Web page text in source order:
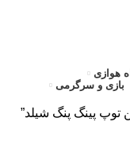
هوازی
بازی و سرگرمی
توپ پینگ پنگ شیلد”